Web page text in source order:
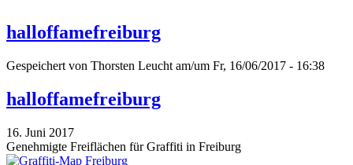
halloffamefreiburg
Gespeichert von Thorsten Leucht am/um Fr, 16/06/2017 - 16:38
halloffamefreiburg
16. Juni 2017
Genehmigte Freiflächen für Graffiti in Freiburg